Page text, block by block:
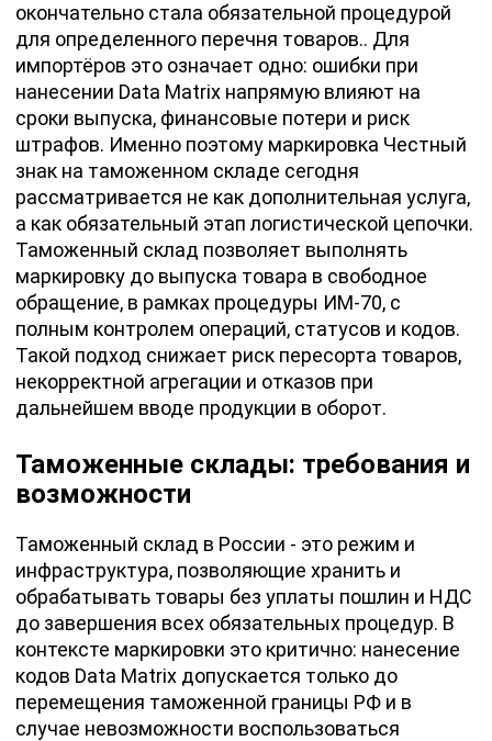
окончательно стала обязательной процедурой
для определенного перечня товаров.. Для
импортёров это означает одно: ошибки при
нанесении Data Matrix напрямую влияют на
сроки выпуска, финансовые потери и риск
штрафов. Именно поэтому маркировка Честный
знак на таможенном складе сегодня
рассматривается не как дополнительная услуга,
а как обязательный этап логистической цепочки.
Таможенный склад позволяет выполнять
маркировку до выпуска товара в свободное
обращение, в рамках процедуры ИМ-70, с
полным контролем операций, статусов и кодов.
Такой подход снижает риск пересорта товаров,
некорректной агрегации и отказов при
дальнейшем вводе продукции в оборот.
Таможенные склады: требования и
возможности
Таможенный склад в России - это режим и
инфраструктура, позволяющие хранить и
обрабатывать товары без уплаты пошлин и НДС
до завершения всех обязательных процедур. В
контексте маркировки это критично: нанесение
кодов Data Matrix допускается только до
перемещения таможенной границы РФ и в
случае невозможности воспользоваться